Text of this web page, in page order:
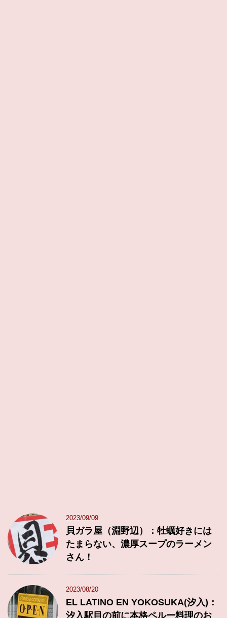
2023/09/09
貝ガラ屋（淵野辺）：牡蠣好きには
たまらない、濃厚スープのラーメン
さん！
2023/08/20
EL LATINO EN YOKOSUKA(汐入)：
汐入駅目の前に本格ペルー料理のお